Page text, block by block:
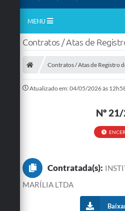
MENU
Inicio
A Nossa Cidade
Contratos / Atas de
Contratos / Atas de Registro
Atualizado em: 04/05/2026 às
Nº
Contratada(s):
MARÍLIA LTDA